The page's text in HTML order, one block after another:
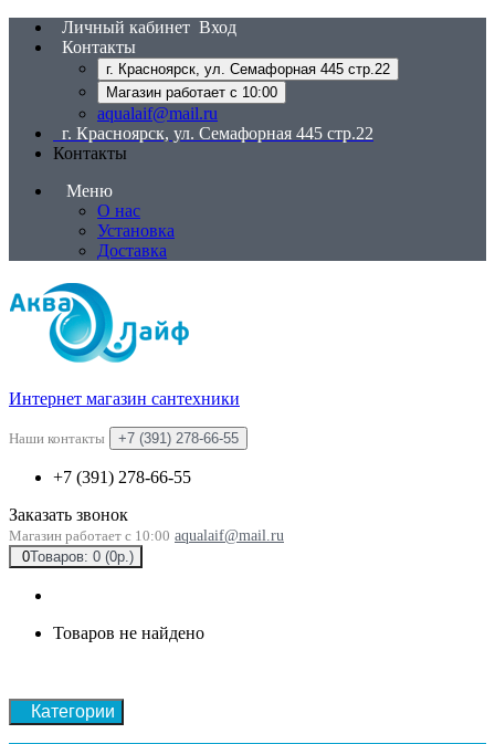
Личный кабинет Вход
Контакты
г. Красноярск, ул. Семафорная 445 стр.22
Магазин работает с 10:00
aqualaif@mail.ru
г. Красноярск, ул. Семафорная 445 стр.22
Контакты
Меню
О нас
Установка
Доставка
Интернет магазин сантехники
Наши контакты +7 (391) 278-66-55
+7 (391) 278-66-55
Заказать звонок
Магазин работает с 10:00 aqualaif@mail.ru
0Товаров: 0 (0р.)
Товаров не найдено
Категории